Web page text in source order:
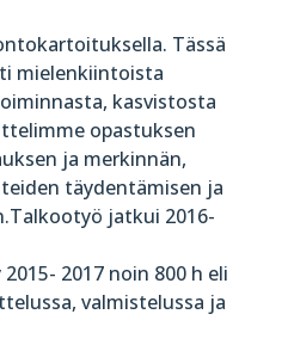
Tässä
mielenkiintoista
kasvistosta
opastuksen
ja merkinnän,
täydentämisen ja
jatkui 2016-
2017 noin 800 h eli
valmistelussa ja